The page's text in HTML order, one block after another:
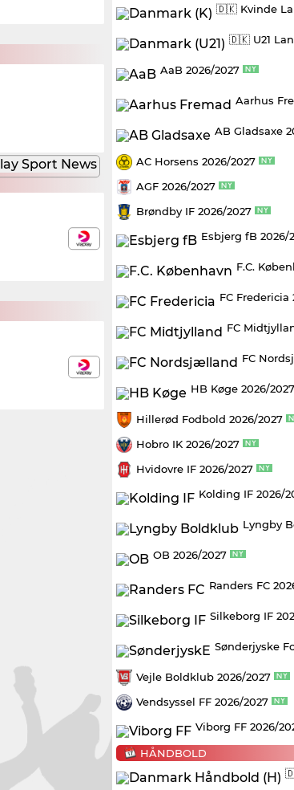
🇩🇰 Kvinde
🇩🇰 U21
AaB 2026/2027
Aarhus
AB Gladsaxe
AC Horsens 2026/2027
AGF 2026/2027
Brøndby IF 2026/2027
Esbjerg fB 2026/
F.C.
FC Fredericia
FC
FC
HB Køge 2026/2027
Hillerød Fodbold 2026/2027
Hobro IK 2026/2027
Hvidovre IF 2026/2027
Kolding IF 2026/
Lyngby
OB 2026/2027
Randers FC
Silkeborg IF
Sønderjyske
Vejle Boldklub 2026/2027
Vendsyssel FF 2026/2027
Viborg FF 2026/
HÅNDBOLD